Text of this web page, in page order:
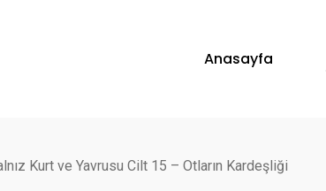
Anasayfa
Kurt ve Yavrusu Cilt 15 – Otların Kardeşliği